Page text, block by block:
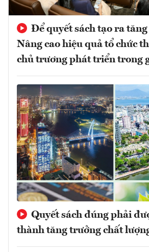
Để quyết sách tạo ra
Nâng cao hiệu quả tổ chức
chủ trương phát triển trong
Quyết sách đúng phải
thành tăng trưởng chất